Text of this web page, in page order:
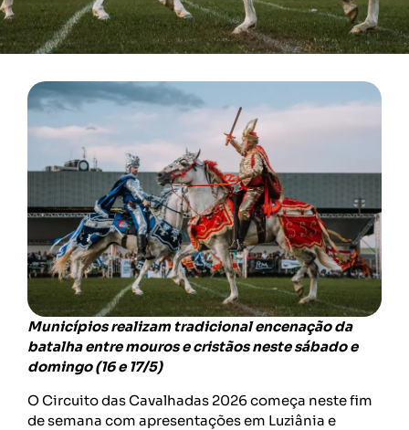
Municípios realizam tradicional encenação da
batalha entre mouros e cristãos neste sábado e
domingo (16 e 17/5)
O Circuito das Cavalhadas 2026 começa neste fim
de semana com apresentações em Luziânia e